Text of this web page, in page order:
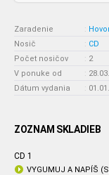
Zaradenie :
Nosič
: CD
Počet nosičov
: 2
V ponuke od
:
Dátum vydania
:
ZOZNAM SKLADIEB
CD 1
VYGUMUJ A NAPÍŠ